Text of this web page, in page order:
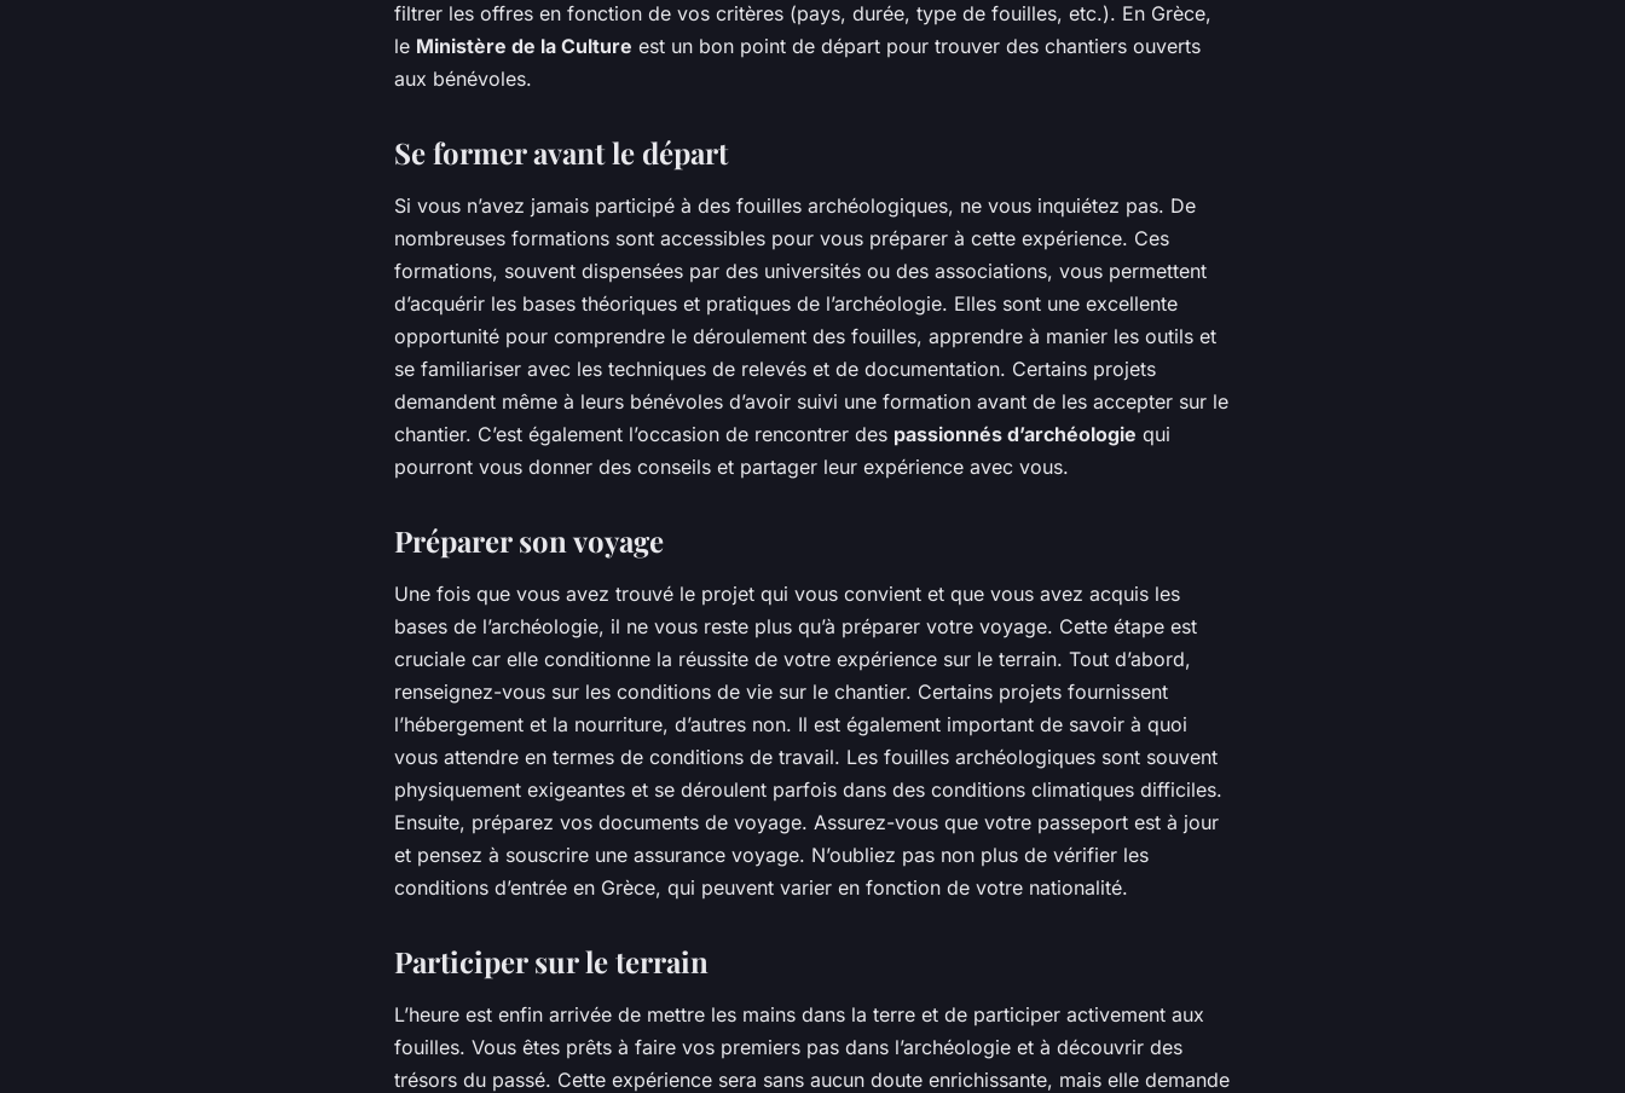
filtrer les offres en fonction de vos critères (pays, durée, type de fouilles, etc.). En Grèce,
le Ministère de la Culture est un bon point de départ pour trouver des chantiers ouverts
aux bénévoles.
Se former avant le départ
Si vous n’avez jamais participé à des fouilles archéologiques, ne vous inquiétez pas. De
nombreuses formations sont accessibles pour vous préparer à cette expérience. Ces
formations, souvent dispensées par des universités ou des associations, vous permettent
d’acquérir les bases théoriques et pratiques de l’archéologie. Elles sont une excellente
opportunité pour comprendre le déroulement des fouilles, apprendre à manier les outils et
se familiariser avec les techniques de relevés et de documentation. Certains projets
demandent même à leurs bénévoles d’avoir suivi une formation avant de les accepter sur le
chantier. C’est également l’occasion de rencontrer des passionnés d’archéologie qui
pourront vous donner des conseils et partager leur expérience avec vous.
Préparer son voyage
Une fois que vous avez trouvé le projet qui vous convient et que vous avez acquis les
bases de l’archéologie, il ne vous reste plus qu’à préparer votre voyage. Cette étape est
cruciale car elle conditionne la réussite de votre expérience sur le terrain. Tout d’abord,
renseignez-vous sur les conditions de vie sur le chantier. Certains projets fournissent
l’hébergement et la nourriture, d’autres non. Il est également important de savoir à quoi
vous attendre en termes de conditions de travail. Les fouilles archéologiques sont souvent
physiquement exigeantes et se déroulent parfois dans des conditions climatiques difficiles.
Ensuite, préparez vos documents de voyage. Assurez-vous que votre passeport est à jour
et pensez à souscrire une assurance voyage. N’oubliez pas non plus de vérifier les
conditions d’entrée en Grèce, qui peuvent varier en fonction de votre nationalité.
Participer sur le terrain
L’heure est enfin arrivée de mettre les mains dans la terre et de participer activement aux
fouilles. Vous êtes prêts à faire vos premiers pas dans l’archéologie et à découvrir des
trésors du passé. Cette expérience sera sans aucun doute enrichissante, mais elle demande